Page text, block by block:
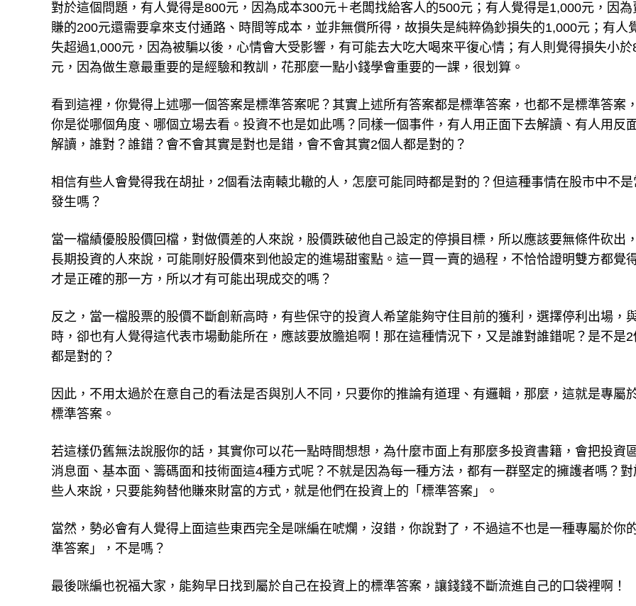
對於這個問題，有人覺得是800元，因為成本300元＋老闆找給客人的500元；有人覺得是1,000元，因為
賺的200元還需要拿來支付通路、時間等成本，並非無償所得，故損失是純粹偽鈔損失的1,000元；有人
失超過1,000元，因為被騙以後，心情會大受影響，有可能去大吃大喝來平復心情；有人則覺得損失小於
元，因為做生意最重要的是經驗和教訓，花那麼一點小錢學會重要的一課，很划算。
看到這裡，你覺得上述哪一個答案是標準答案呢？其實上述所有答案都是標準答案，也都不是標準答案
你是從哪個角度、哪個立場去看。投資不也是如此嗎？同樣一個事件，有人用正面下去解讀、有人用反
解讀，誰對？誰錯？會不會其實是對也是錯，會不會其實2個人都是對的？
相信有些人會覺得我在胡扯，2個看法南轅北轍的人，怎麼可能同時都是對的？但這種事情在股市中不是
發生嗎？
當一檔績優股股價回檔，對做價差的人來說，股價跌破他自己設定的停損目標，所以應該要無條件砍出
長期投資的人來說，可能剛好股價來到他設定的進場甜蜜點。這一買一賣的過程，不恰恰證明雙方都覺
才是正確的那一方，所以才有可能出現成交的嗎？
反之，當一檔股票的股價不斷創新高時，有些保守的投資人希望能夠守住目前的獲利，選擇停利出場，
時，卻也有人覺得這代表市場動能所在，應該要放膽追啊！那在這種情況下，又是誰對誰錯呢？是不是2
都是對的？
因此，不用太過於在意自己的看法是否與別人不同，只要你的推論有道理、有邏輯，那麼，這就是專屬
標準答案。
若這樣仍舊無法說服你的話，其實你可以花一點時間想想，為什麼市面上有那麼多投資書籍，會把投資
消息面、基本面、籌碼面和技術面這4種方式呢？不就是因為每一種方法，都有一群堅定的擁護者嗎？對
些人來說，只要能夠替他賺來財富的方式，就是他們在投資上的「標準答案」。
當然，勢必會有人覺得上面這些東西完全是咪編在唬爛，沒錯，你說對了，不過這不也是一種專屬於你
準答案」，不是嗎？
最後咪編也祝福大家，能夠早日找到屬於自己在投資上的標準答案，讓錢錢不斷流進自己的口袋裡啊！